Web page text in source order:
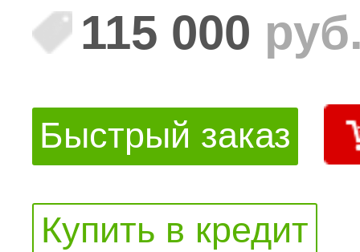
115 000
Быстрый заказ
Купить в кредит